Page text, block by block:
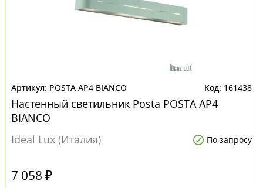
POSTA AP4 BIANCO 161438
Настенный светильник Posta POSTA AP4
BIANCO
Ideal Lux (Италия)
По запросу
7 058 ₽